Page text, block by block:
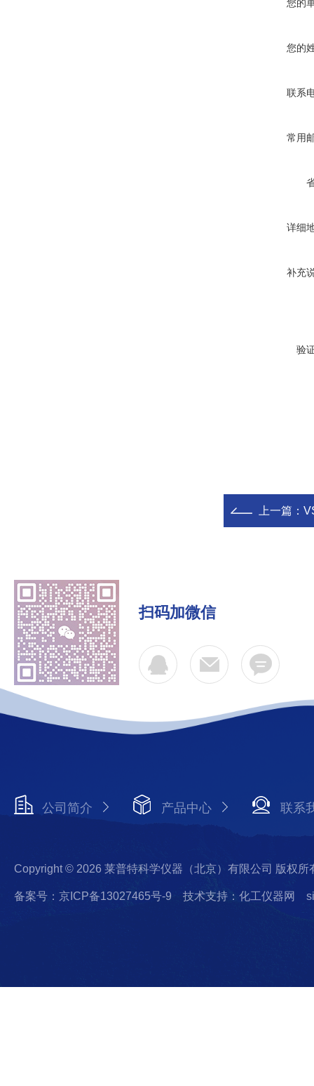
您的
您的
联系
常用
详细
补充
验
上一篇：
扫码加微信
公司简介 产品中心 联系
Copyright © 2026 莱普特科学仪器（北京）有限公司 版权所
备案号：京ICP备13027465号-9 技术支持：化工仪器网